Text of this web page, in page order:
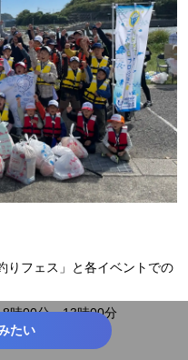
りフェス」と各イベントでの
00分～13時00分
たい